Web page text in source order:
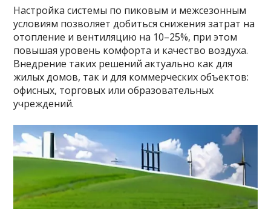
Настройка системы по пиковым и межсезонным
условиям позволяет добиться снижения затрат на
отопление и вентиляцию на 10–25%, при этом
повышая уровень комфорта и качество воздуха.
Внедрение таких решений актуально как для
жилых домов, так и для коммерческих объектов:
офисных, торговых или образовательных
учреждений.